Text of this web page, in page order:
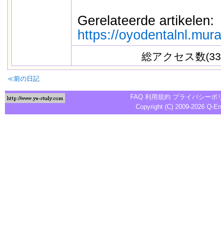
Gerelateerde artikelen:
https://
総アクセス数
≪前の日記
FAQ 利用規約 プライバシーポ
Copyright (C) 2009-2026 Q-